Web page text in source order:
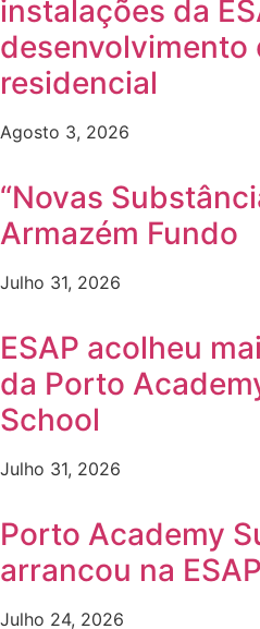
instalações da
desenvolvimento
residencial
Agosto 3, 2026
“Novas
Armazém Fundo
Julho 31, 2026
ESAP acolheu
da Porto
School
Julho 31, 2026
Porto Academy
arrancou na ESAP
Julho 24, 2026